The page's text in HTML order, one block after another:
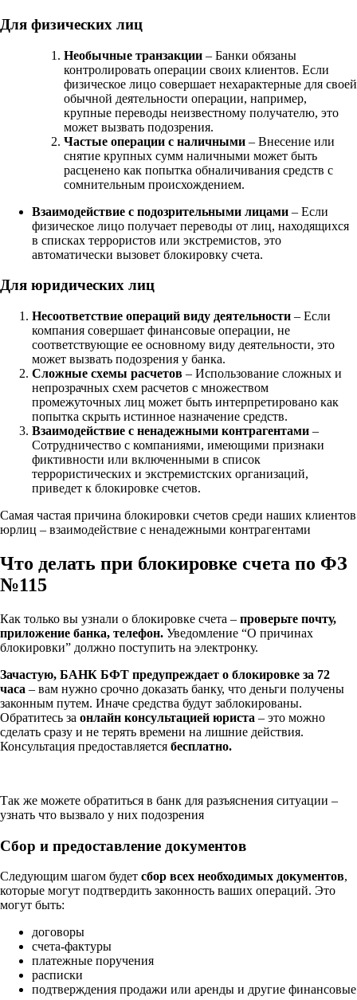
Для физических лиц
Необычные транзакции – Банки обязаны
контролировать операции своих клиентов. Если
физическое лицо совершает нехарактерные для своей
обычной деятельности операции, например,
крупные переводы неизвестному получателю, это
может вызвать подозрения.
Частые операции с наличными – Внесение или
снятие крупных сумм наличными может быть
расценено как попытка обналичивания средств с
сомнительным происхождением.
Взаимодействие с подозрительными лицами – Если
физическое лицо получает переводы от лиц, находящихся
в списках террористов или экстремистов, это
автоматически вызовет блокировку счета.
Для юридических лиц
Несоответствие операций виду деятельности – Если
компания совершает финансовые операции, не
соответствующие ее основному виду деятельности, это
может вызвать подозрения у банка.
Сложные схемы расчетов – Использование сложных и
непрозрачных схем расчетов с множеством
промежуточных лиц может быть интерпретировано как
попытка скрыть истинное назначение средств.
Взаимодействие с ненадежными контрагентами –
Сотрудничество с компаниями, имеющими признаки
фиктивности или включенными в список
террористических и экстремистских организаций,
приведет к блокировке счетов.
Самая частая причина блокировки счетов среди наших клиентов
юрлиц – взаимодействие с ненадежными контрагентами
Что делать при блокировке счета по ФЗ
№115
Как только вы узнали о блокировке счета – проверьте почту,
приложение банка, телефон. Уведомление “О причинах
блокировки” должно поступить на электронку.
Зачастую, БАНК БФТ предупреждает о блокировке за 72
часа – вам нужно срочно доказать банку, что деньги получены
законным путем. Иначе средства будут заблокированы.
Обратитесь за онлайн консультацией юриста – это можно
сделать сразу и не терять времени на лишние действия.
Консультация предоставляется бесплатно.
Так же можете обратиться в банк для разъяснения ситуации –
узнать что вызвало у них подозрения
Сбор и предоставление документов
Следующим шагом будет сбор всех необходимых документов,
которые могут подтвердить законность ваших операций. Это
могут быть:
договоры
счета-фактуры
платежные поручения
расписки
подтверждения продажи или аренды и другие финансовые